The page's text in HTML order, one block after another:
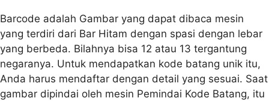
Barcode adalah Gambar yang dapat dibaca mesin
yang terdiri dari Bar Hitam dengan spasi dengan lebar
yang berbeda. Bilahnya bisa 12 atau 13 tergantung
negaranya. Untuk mendapatkan kode batang unik itu,
Anda harus mendaftar dengan detail yang sesuai. Saat
gambar dipindai oleh mesin Pemindai Kode Batang, itu